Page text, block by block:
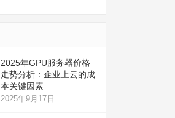
2025年GPU服务器价格
走势分析：企业上云的成
本关键因素
2025年9月17日